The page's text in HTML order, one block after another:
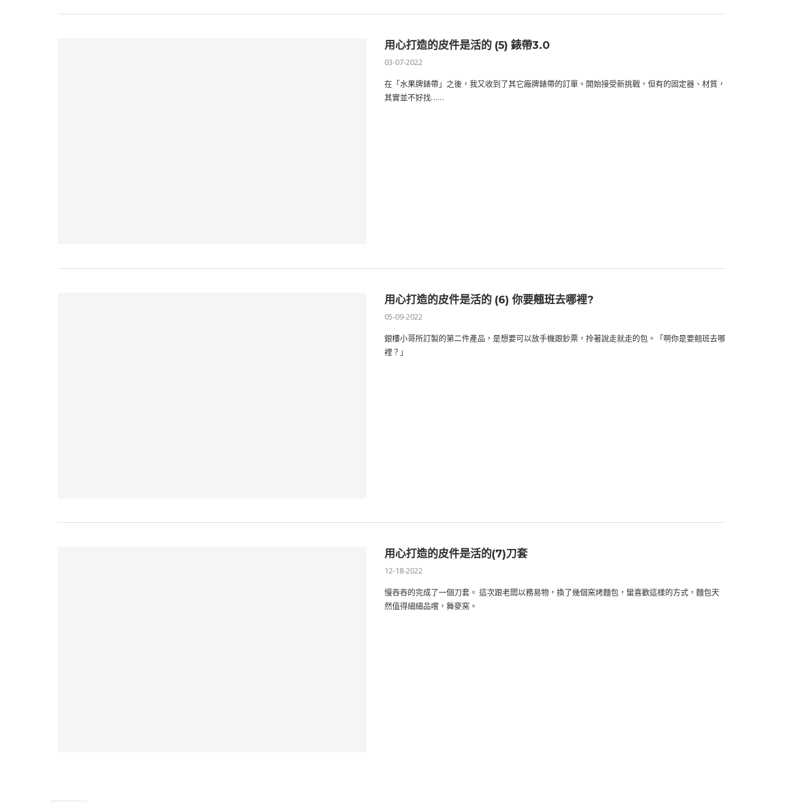
用心打造的皮件是活的 (5) 錶帶3.0
03-07-2022
在「水果牌錶帶」之後，我又收到了其它廠牌錶帶的訂單。開始接受新挑戰，但有的固定器、材質，
其實並不好找……
用心打造的皮件是活的 (6) 你要翹班去哪裡?
05-09-2022
銀樓小哥所訂製的第二件產品，是想要可以放手機跟鈔票，拎著說走就走的包。「啊你是要翹班去哪
裡？」
用心打造的皮件是活的(7)刀套
12-18-2022
慢吞吞的完成了一個刀套。 這次跟老闆以務易物，換了幾個窯烤麵包，蠻喜歡這樣的方式，麵包天
然值得細細品嚐，舞麥窯。